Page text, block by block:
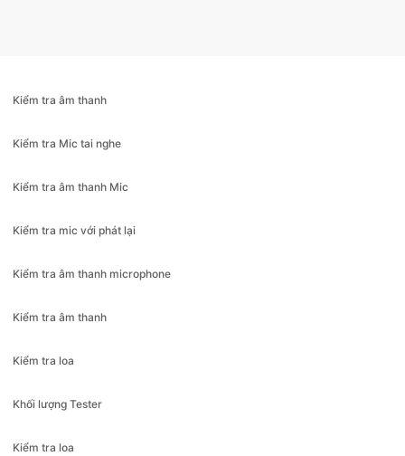
Kiểm tra âm thanh
Kiểm tra Mic tai nghe
Kiểm tra âm thanh Mic
Kiểm tra mic với phát lại
Kiểm tra âm thanh microphone
Kiểm tra âm thanh
Kiểm tra loa
Khối lượng Tester
Kiểm tra loa